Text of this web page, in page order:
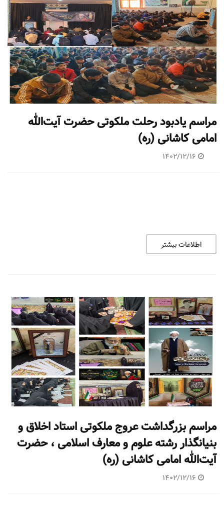
مراسم یادبود رحلت ملکوتی حضرت آیت‌الله
امامی کاشانی (ره)
1402/12/16
اطلاعات بیشتر
مراسم بزرگداشت عروج ملکوتی استاد اخلاق و
بنیانگذار رشته علوم و معارف اسلامی ، حضرت
آیت‌الله امامی کاشانی (ره)
1402/12/16